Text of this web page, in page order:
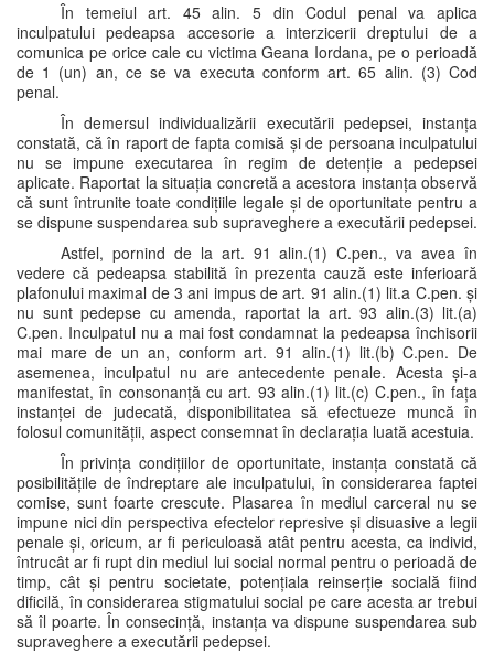
În temeiul art. 45 alin. 5 din Codul penal va aplica
inculpatului pedeapsa accesorie a interzicerii dreptului de a
comunica pe orice cale cu victima Geana Iordana, pe o perioadă
de 1 (un) an, ce se va executa conform art. 65 alin. (3) Cod
penal.
În demersul individualizării executării pedepsei, instanța
constată, că în raport de fapta comisă și de persoana inculpatului
nu se impune executarea în regim de detenție a pedepsei
aplicate. Raportat la situația concretă a acestora instanța observă
că sunt întrunite toate condițiile legale și de oportunitate pentru a
se dispune suspendarea sub supraveghere a executării pedepsei.
Astfel, pornind de la art. 91 alin.(1) C.pen., va avea în
vedere că pedeapsa stabilită în prezenta cauză este inferioară
plafonului maximal de 3 ani impus de art. 91 alin.(1) lit.a C.pen. și
nu sunt pedepse cu amenda, raportat la art. 93 alin.(3) lit.(a)
C.pen. Inculpatul nu a mai fost condamnat la pedeapsa închisorii
mai mare de un an, conform art. 91 alin.(1) lit.(b) C.pen. De
asemenea, inculpatul nu are antecedente penale. Acesta și-a
manifestat, în consonanță cu art. 93 alin.(1) lit.(c) C.pen., în fața
instanței de judecată, disponibilitatea să efectueze muncă în
folosul comunității, aspect consemnat în declarația luată acestuia.
În privința condițiilor de oportunitate, instanța constată că
posibilitățile de îndreptare ale inculpatului, în considerarea faptei
comise, sunt foarte crescute. Plasarea în mediul carceral nu se
impune nici din perspectiva efectelor represive și disuasive a legii
penale și, oricum, ar fi periculoasă atât pentru acesta, ca individ,
întrucât ar fi rupt din mediul lui social normal pentru o perioadă de
timp, cât și pentru societate, potențiala reinserție socială fiind
dificilă, în considerarea stigmatului social pe care acesta ar trebui
să îl poarte. În consecință, instanța va dispune suspendarea sub
supraveghere a executării pedepsei.